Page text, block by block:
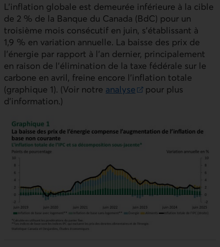
L’inflation globale est demeurée inférieure à la cible
de 2 % de la Banque du Canada (BdC) pour un
troisième mois consécutif en juin, s’établissant à
1,9 % en variation annuelle. La baisse des prix de
l’énergie par rapport à l’an dernier, principalement
en raison de l’élimination de la taxe fédérale sur le
carbone en avril, freine encore l’inflation totale
(graphique 1). (Voir notre analyse
Lien externe au site.
pour plus
d’information.)